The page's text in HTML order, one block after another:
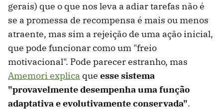
gerais) que o que nos leva a adiar tarefas não é
se a promessa de recompensa é mais ou menos
atraente, mas sim a rejeição de uma ação inicial,
que pode funcionar como um "freio
motivacional". Pode parecer estranho, mas
Amemori explica que esse sistema
"provavelmente desempenha uma função
adaptativa e evolutivamente conservada".